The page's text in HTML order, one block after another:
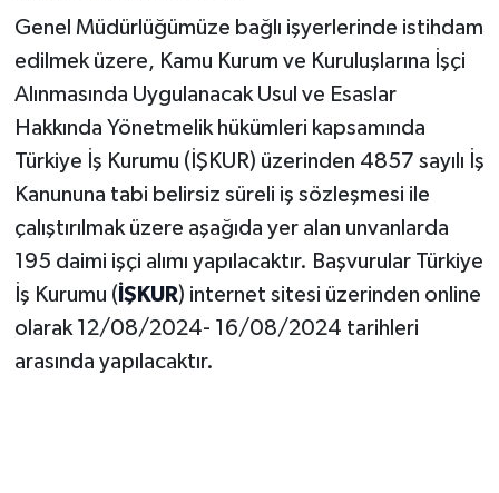
Genel Müdürlüğümüze bağlı işyerlerinde istihdam
edilmek üzere, Kamu Kurum ve Kuruluşlarına İşçi
Alınmasında Uygulanacak Usul ve Esaslar
Hakkında Yönetmelik hükümleri kapsamında
Türkiye İş Kurumu (İŞKUR) üzerinden 4857 sayılı İş
Kanununa tabi belirsiz süreli iş sözleşmesi ile
çalıştırılmak üzere aşağıda yer alan unvanlarda
195 daimi işçi alımı yapılacaktır. Başvurular Türkiye
İş Kurumu ( İŞKUR) internet sitesi üzerinden online
olarak 12/08/2024- 16/08/2024 tarihleri
arasında yapılacaktır.